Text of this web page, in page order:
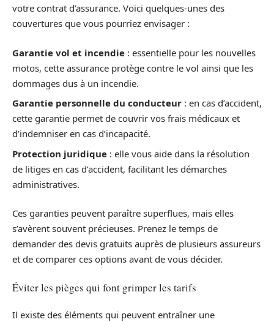
votre contrat d’assurance. Voici quelques-unes des
couvertures que vous pourriez envisager :
Garantie vol et incendie : essentielle pour les nouvelles
motos, cette assurance protège contre le vol ainsi que les
dommages dus à un incendie.
Garantie personnelle du conducteur : en cas d’accident,
cette garantie permet de couvrir vos frais médicaux et
d’indemniser en cas d’incapacité.
Protection juridique : elle vous aide dans la résolution
de litiges en cas d’accident, facilitant les démarches
administratives.
Ces garanties peuvent paraître superflues, mais elles
s’avèrent souvent précieuses. Prenez le temps de
demander des devis gratuits auprès de plusieurs assureurs
et de comparer ces options avant de vous décider.
Éviter les pièges qui font grimper les tarifs
Il existe des éléments qui peuvent entraîner une